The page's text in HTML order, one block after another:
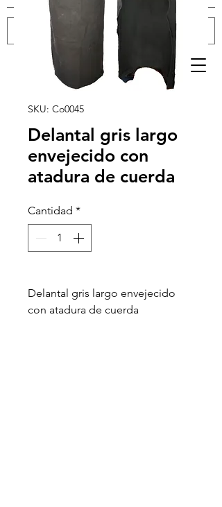
Iniciar sesión
SKU: Co0045
Delantal gris largo
envejecido con
atadura de cuerda
Cantidad *
Delantal gris largo envejecido
con atadura de cuerda